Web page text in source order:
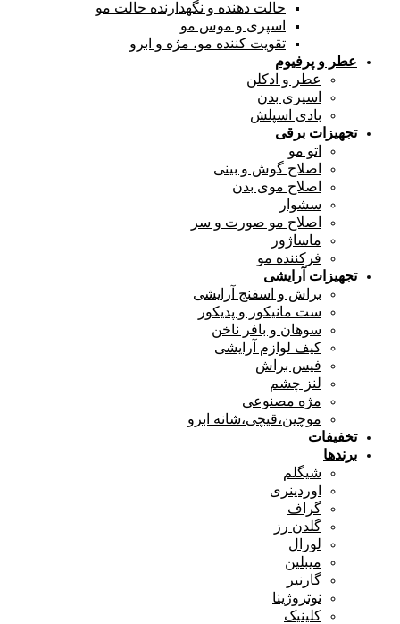
حالت دهنده و نگهدارنده حالت مو
اسپری و موس مو
تقویت کننده مو، مژه و ابرو
عطر و پرفیوم
عطر و ادکلن
اسپری بدن
بادی اسپلش
تجهیزات برقی
اتو مو
اصلاح گوش و بینی
اصلاح موی بدن
سشوار
اصلاح مو صورت و سر
ماساژور
فرکننده مو
تجهیزات آرایشی
براش و اسفنج آرایشی
ست مانیکور و پدیکور
سوهان و بافر ناخن
کیف لوازم آرایشی
فیس براش
لنز چشم
مژه مصنوعی
موچین،قیچی،شانه ابرو
تخفیفات
برندها
شیگلم
اوردینری
گراف
گلدن رز
لورال
میبلین
گارنیر
نوتروژینا
کلینیک